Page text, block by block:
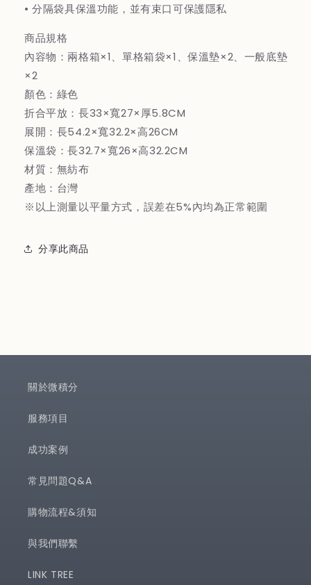
紡
綠
色
紡
色
• 分隔袋具保溫功能，並有束口可保護隱私
商品規格
內容物：兩格箱×1、單格箱袋×1、保溫墊×2、一般底墊
×2
顏色：綠色
折合平放：長33×寬27×厚5.8CM
展開：長54.2×寬32.2×高26CM
保溫袋：長32.7×寬26×高32.2CM
材質：無紡布
產地：台灣
※以上測量以平量方式，誤差在5%內均為正常範圍
分享此商品
關於微積分
服務項目
成功案例
常見問題Q&A
購物流程&須知
與我們聯繫
LINK TREE